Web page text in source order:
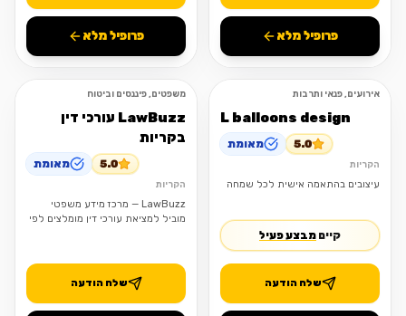
פרופיל מלא פרופיל מלא
אירועים, פנאי ותרבות
L balloons design
5.0 מאומת
הקריות
עיצובים בהתאמה אישית לכל שמחה
קיים מבצע פעיל
שלח הודעה
משפטים, פיננסים וביטוח
LawBuzz עורכי דין
בקריות
5.0 מאומת
הקריות
LawBuzz — מרכז מידע משפטי
מוביל למציאת עורכי דין מומלצים לפי
שלח הודעה